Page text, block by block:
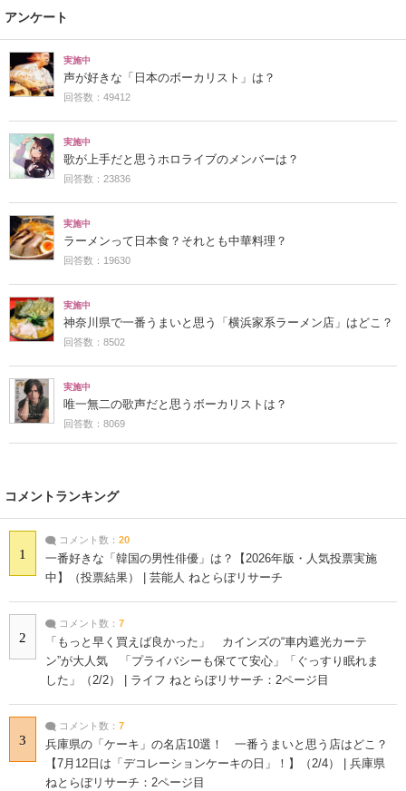
アンケート
実施中
声が好きな「日本のボーカリスト」は？
回答数：49412
実施中
歌が上手だと思うホロライブのメンバーは？
回答数：23836
実施中
ラーメンって日本食？それとも中華料理？
回答数：19630
実施中
神奈川県で一番うまいと思う「横浜家系ラーメン店」はどこ？
回答数：8502
実施中
唯一無二の歌声だと思うボーカリストは？
回答数：8069
コメントランキング
1
コメント数： 20
一番好きな「韓国の男性俳優」は？【2026年版・人気投票実施
中】（投票結果） | 芸能人 ねとらぼリサーチ
2
コメント数： 7
「もっと早く買えば良かった」 カインズの“車内遮光カーテ
ン”が大人気 「プライバシーも保てて安心」「ぐっすり眠れま
した」（2/2） | ライフ ねとらぼリサーチ：2ページ目
3
コメント数： 7
兵庫県の「ケーキ」の名店10選！ 一番うまいと思う店はどこ？
【7月12日は「デコレーションケーキの日」！】（2/4） | 兵庫県
ねとらぼリサーチ：2ページ目